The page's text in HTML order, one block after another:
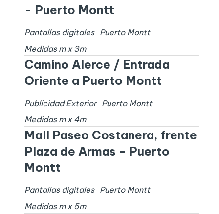
- Puerto Montt
Pantallas digitales
Puerto Montt
Medidas m x 3m
Camino Alerce / Entrada
Oriente a Puerto Montt
Publicidad Exterior
Puerto Montt
Medidas m x 4m
Mall Paseo Costanera, frente
Plaza de Armas - Puerto
Montt
Pantallas digitales
Puerto Montt
Medidas m x 5m